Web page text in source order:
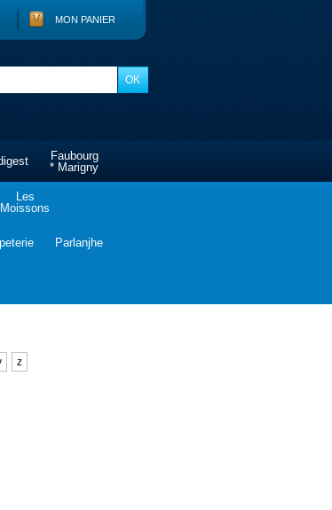
MON PANIER
Faubourg
* Marigny
Les
Moissons
Parlanjhe
z